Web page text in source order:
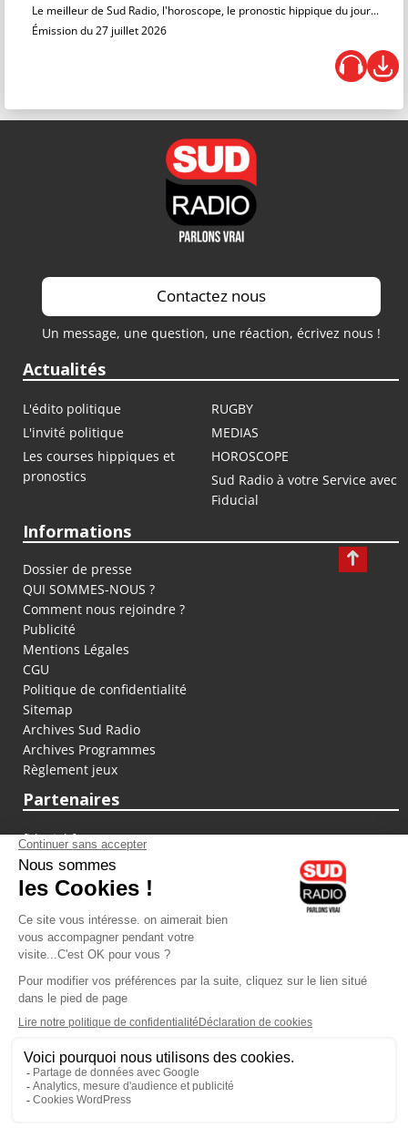
Le meilleur de Sud Radio, l'horoscope, le pronostic hippique du jour...
Émission du 27 juillet 2026
Contactez nous
Un message, une question, une réaction, écrivez nous !
Actualités
L'édito politique
RUGBY
L'invité politique
MEDIAS
Les courses hippiques et
pronostics
HOROSCOPE
Sud Radio à votre Service avec
Fiducial
Informations
Dossier de presse
QUI SOMMES-NOUS ?
Comment nous rejoindre ?
Publicité
Mentions Légales
CGU
Politique de confidentialité
Sitemap
Archives Sud Radio
Archives Programmes
Règlement jeux
Partenaires
fiducial.fr
lyoncapitale.fr
olympique-et-lyonnais.com
L'application Iphone / Android
Téléchargez l'application
Les cookies
Gestion des cookies
Crédit photos : ©Sud Radio / Pierre Olivier